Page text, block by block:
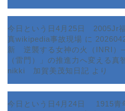
今日という日4月25日 2005Jr
真wikipedia事故現場 に
新 逆襲する女神の火（INRI
（雷門）」の推進力へ変える
nikki 加賀美茂知日記 より
今日という日4月24日 1915青